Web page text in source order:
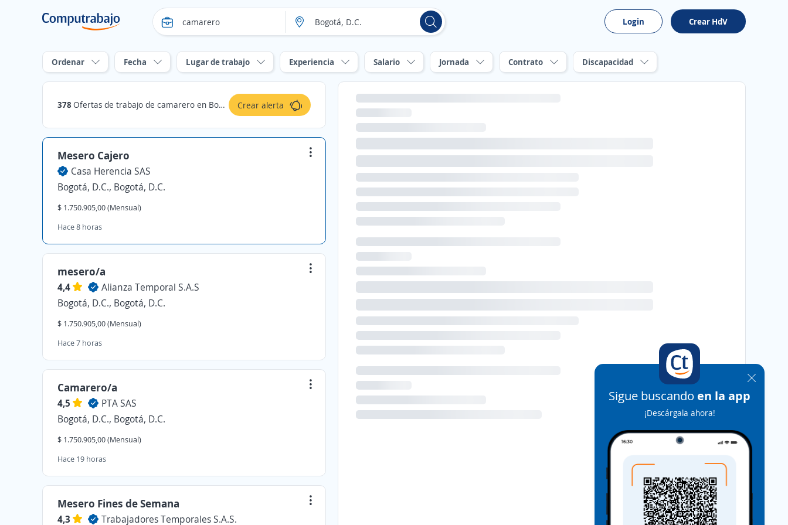
Login Crear HdV
Ordenar Fecha Lugar de trabajo Experiencia Salario Jornada Contrato Discapacidad
378 Ofertas de trabajo de camarero en Bogotá, D.C. Crear alerta
Mesero Cajero
Casa Herencia SAS
Bogotá, D.C., Bogotá, D.C.
$ 1.750.905,00 (Mensual)
Hace 8 horas
mesero/a
4,4
Alianza Temporal S.A.S
Bogotá, D.C., Bogotá, D.C.
$ 1.750.905,00 (Mensual)
Hace 7 horas
Camarero/a
4,5
PTA SAS
Bogotá, D.C., Bogotá, D.C.
$ 1.750.905,00 (Mensual)
Hace 19 horas
Mesero Fines de Semana
4,3 Trabajadores Temporales S.A.S.
Sigue buscando en la app
¡Descárgala ahora!